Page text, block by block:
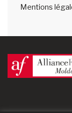
Mentions